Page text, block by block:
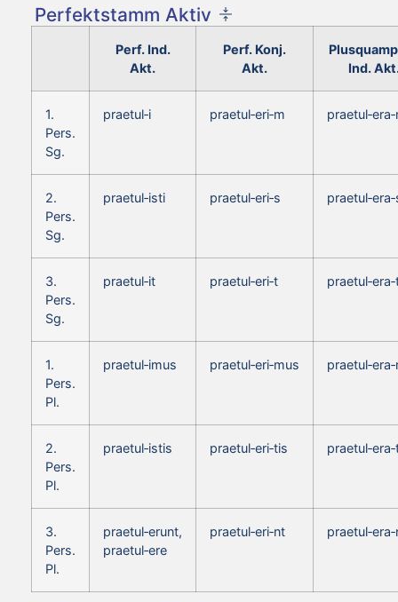
Perfektstamm Aktiv
Perf. Ind.
Akt.
Perf. Konj.
Akt.
Ind.
1.
Pers.
Sg.
praetul‑i praetul‑eri‑m
2.
Pers.
Sg.
praetul‑isti praetul‑eri‑s
3.
Pers.
Sg.
praetul‑it praetul‑eri‑t
1.
Pers.
Pl.
praetul‑imus praetul‑eri‑mus
2.
Pers.
Pl.
praetul‑istis praetul‑eri‑tis
3.
Pers.
Pl.
praetul‑erunt,
praetul‑ere
praetul‑eri‑nt